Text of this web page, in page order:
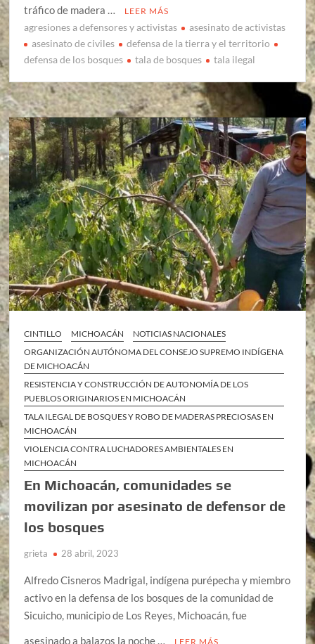
tráfico de madera …
LEER MÁS
agresiones a defensores y activistas
asesinato de activistas
asesinato de civiles
defensa de la tierra y el territorio
defensa de los bosques
tala de bosques tala ilegal
CINTILLO MICHOACÁN
NOTICIAS NACIONALES
ORGANIZACIÓN AUTÓNOMA DEL CONSEJO SUPREMO INDÍGENA
DE MICHOACÁN
RESISTENCIA Y CONSTRUCCIÓN DE AUTONOMÍA DE LOS
PUEBLOS ORIGINARIOS EN MICHOACÁN
TALA ILEGAL DE BOSQUES Y ROBO DE MADERAS PRECIOSAS EN
MICHOACÁN
VIOLENCIA CONTRA LUCHADORES AMBIENTALES EN
MICHOACÁN
En Michoacán, comunidades se
movilizan por asesinato de defensor de
los bosques
grieta 28 abril, 2023
Alfredo Cisneros Madrigal, indígena purépecha y miembro
activo en la defensa de los bosques de la comunidad de
Sicuicho, municipio de Los Reyes, Michoacán, fue
asesinado a balazos la noche …
LEER MÁS